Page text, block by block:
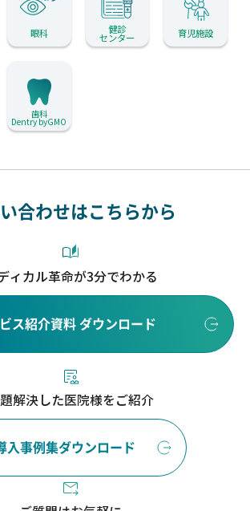
眼科 健診
センター 育児施設
歯科
Dentry byGMO
合わせはこちらから
ィカル革命が3分でわかる
ス紹介資料 ダウンロード
解決した医院様をご紹介
入事例集ダウンロード